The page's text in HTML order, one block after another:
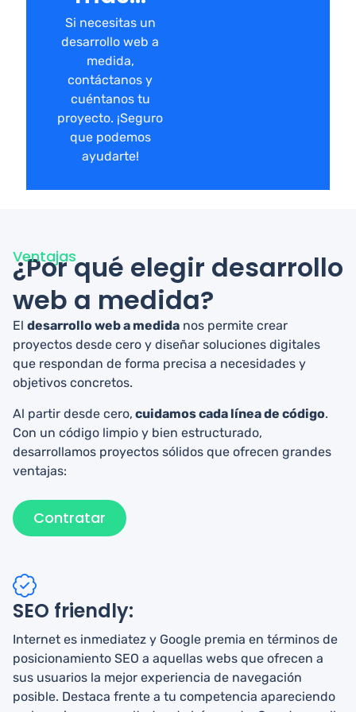
Si necesitas un
desarrollo web a
medida,
contáctanos y
cuéntanos tu
proyecto. ¡Seguro
que podemos
ayudarte!
Ventajas
¿Por qué elegir desarrollo
web a medida?
El desarrollo web a medida nos permite crear
proyectos desde cero y diseñar soluciones digitales
que respondan de forma precisa a necesidades y
objetivos concretos.
Al partir desde cero, cuidamos cada línea de código.
Con un código limpio y bien estructurado,
desarrollamos proyectos sólidos que ofrecen grandes
ventajas:
Contratar
SEO friendly:
Internet es inmediatez y Google premia en términos de
posicionamiento SEO a aquellas webs que ofrecen a
sus usuarios la mejor experiencia de navegación
posible. Destaca frente a tu competencia apareciendo